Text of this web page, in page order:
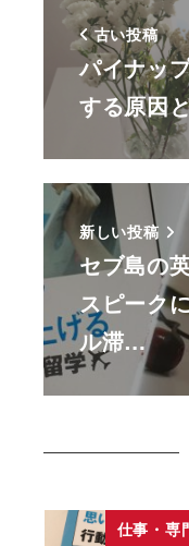
古い投稿
パイナッ
する原因
新しい投稿
セブ島の
スピーク
ル滞…
仕事・専